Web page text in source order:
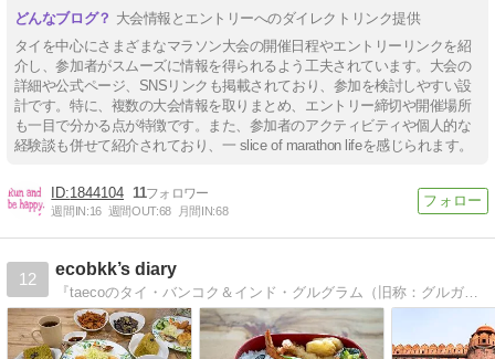
大会情報とエントリーへのダイレクトリンク提供
タイを中心にさまざまなマラソン大会の開催日程やエントリーリンクを紹
介し、参加者がスムーズに情報を得られるよう工夫されています。大会の
詳細や公式ページ、SNSリンクも掲載されており、参加を検討しやすい設
計です。特に、複数の大会情報を取りまとめ、エントリー締切や開催場所
も一目で分かる点が特徴です。また、参加者のアクティビティや個人的な
経験談も併せて紹介されており、一 slice of marathon lifeを感じられます。
1844104 11
週間IN:16 週間OUT:68 月間IN:68
12
ecobkk’s diary
『taecoのタイ・バンコク＆インド・グルグラム（旧称：グルガオン）生活日誌』〜タイとインドでの生活情報、観光旅行情報を発信